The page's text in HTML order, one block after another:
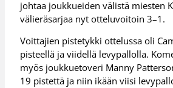
johtaa joukkueiden välistä miesten
välieräsarjaa nyt otteluvoitoin 3–1.
Voittajien pistetykki ottelussa oli
pisteellä ja viidellä levypallolla.
myös joukkuetoveri Manny
19 pistettä ja niin ikään viisi